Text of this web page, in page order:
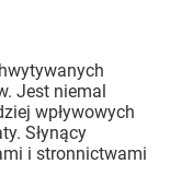
Jest niemal
wpływowych
Słynący
i stronnictwami